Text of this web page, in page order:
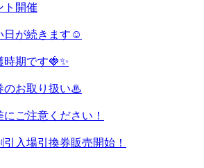
ト開催
日が続きます☺
期です🍓✨
のお取り扱い♨
ご注意ください！
入場引換券販売開始！